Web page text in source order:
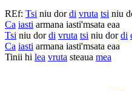
REf: Tsi niu dordi vruta tsi niu
Ca iasti armana iasti'msata eaa
Tsi niu dordi vruta tsi niu dordi
Ca iasti armana iasti'msata eaa
Tinii hi lea vruta steaua mea